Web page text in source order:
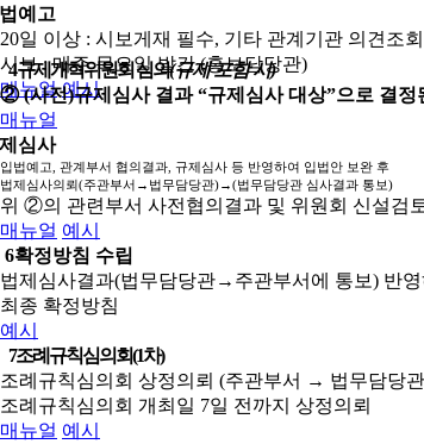
예고
20일 이상 : 시보게재 필수, 기타 관계기관 의견조
시보 : 매주 목요일 발간 (홍보담당관)
매뉴얼 예시
4규제개혁위원회 심의(규제 포함 시)
② (사전)규제심사 결과 “규제심사 대상”으로 결정
매뉴얼
심사
입법예고, 관계부서 협의결과, 규제심사 등 반영하여 입법안 보완 후
법제심사의뢰(주관부서→법무담당관)→(법무담당관 심사결과 통보)
위 ②의 관련부서 사전협의결과 및 위원회 신설검
매뉴얼 예시
6확정방침 수립
법제심사결과(법무담당관→주관부서에 통보) 반
최종 확정방침
예시
7조례규칙심의회(1차)
조례규칙심의회 상정의뢰 (주관부서 → 법무담당
조례규칙심의회 개최일 7일 전까지 상정의뢰
매뉴얼 예시